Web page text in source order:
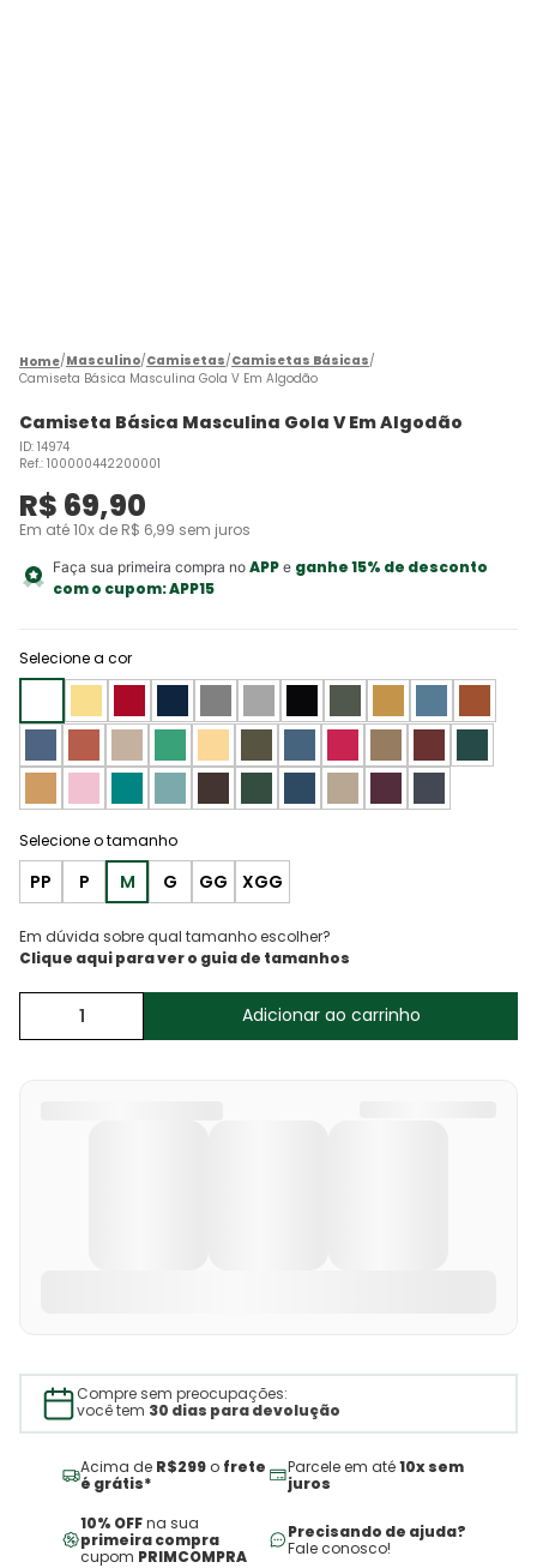
Masculino Camisetas Camisetas Básicas
Camiseta Básica Masculina Gola V Em Algodão
Camiseta Básica Masculina Gola V Em Algodão
ID: 14974
Ref.: 100000442200001
R$ 69,90
Em até10x de R$ 6,99 sem juros
Faça sua primeira compra no APPe ganhe 15% de desconto
com o cupom:APP15
Selecione a cor
PP P M G GG XGG
Em dúvida sobre qual tamanho escolher?
Adicionar ao carrinho
Compre sem preocupações:
você tem 30 dias para devolução
Acima de R$299 o frete
é grátis*
Parcele em até10x sem
juros
10% OFFna sua
primeira compra
cupom PRIMCOMPRA
Precisando de ajuda?
Fale conosco!